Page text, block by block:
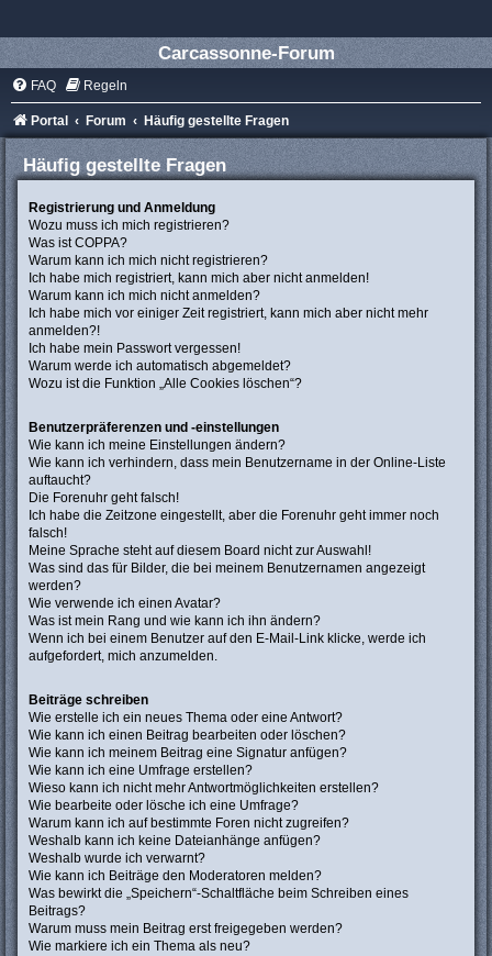
Carcassonne-Forum
FAQ Regeln
Portal Forum Häufig gestellte Fragen
Häufig gestellte Fragen
Registrierung und Anmeldung
Wozu muss ich mich registrieren?
Was ist COPPA?
Warum kann ich mich nicht registrieren?
Ich habe mich registriert, kann mich aber nicht anmelden!
Warum kann ich mich nicht anmelden?
Ich habe mich vor einiger Zeit registriert, kann mich aber nicht mehr
anmelden?!
Ich habe mein Passwort vergessen!
Warum werde ich automatisch abgemeldet?
Wozu ist die Funktion „Alle Cookies löschen“?
Benutzerpräferenzen und -einstellungen
Wie kann ich meine Einstellungen ändern?
Wie kann ich verhindern, dass mein Benutzername in der Online-Liste
auftaucht?
Die Forenuhr geht falsch!
Ich habe die Zeitzone eingestellt, aber die Forenuhr geht immer noch
falsch!
Meine Sprache steht auf diesem Board nicht zur Auswahl!
Was sind das für Bilder, die bei meinem Benutzernamen angezeigt
werden?
Wie verwende ich einen Avatar?
Was ist mein Rang und wie kann ich ihn ändern?
Wenn ich bei einem Benutzer auf den E-Mail-Link klicke, werde ich
aufgefordert, mich anzumelden.
Beiträge schreiben
Wie erstelle ich ein neues Thema oder eine Antwort?
Wie kann ich einen Beitrag bearbeiten oder löschen?
Wie kann ich meinem Beitrag eine Signatur anfügen?
Wie kann ich eine Umfrage erstellen?
Wieso kann ich nicht mehr Antwortmöglichkeiten erstellen?
Wie bearbeite oder lösche ich eine Umfrage?
Warum kann ich auf bestimmte Foren nicht zugreifen?
Weshalb kann ich keine Dateianhänge anfügen?
Weshalb wurde ich verwarnt?
Wie kann ich Beiträge den Moderatoren melden?
Was bewirkt die „Speichern“-Schaltfläche beim Schreiben eines
Beitrags?
Warum muss mein Beitrag erst freigegeben werden?
Wie markiere ich ein Thema als neu?